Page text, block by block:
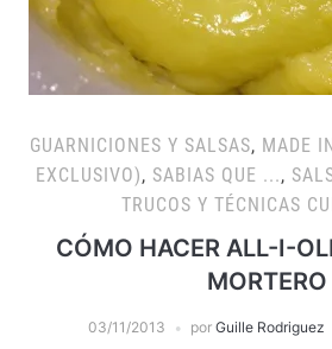
GUARNICIONES Y SALSAS, MADE
EXCLUSIVO), SABIAS QUE ...,
TRUCOS Y TÉCNICAS
CÓMO HACER ALL-I-
MORTERO
03/11/2013 por Guille Rodriguez